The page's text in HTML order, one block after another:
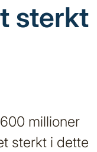
sterkt
millioner
sterkt i dette